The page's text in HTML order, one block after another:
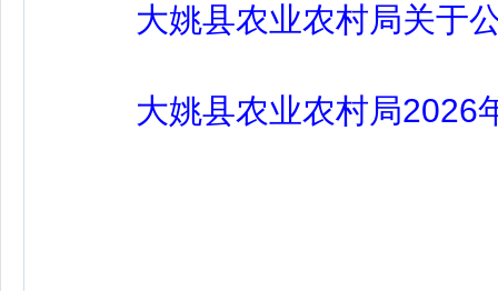
大姚县农业农村局关于公
大姚县农业农村局2026